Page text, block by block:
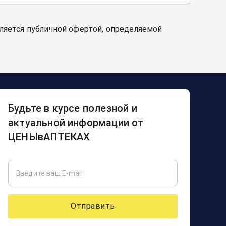
публичной офертой, определяемой
Будьте в курсе полезной и
актуальной информации от
ЦЕНЫвАПТЕКАХ
Отправить